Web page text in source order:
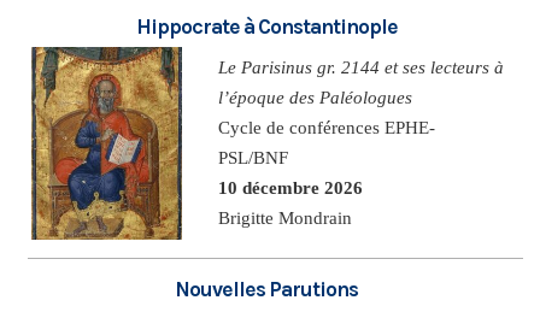
Hippocrate à Constantinople
Le Parisinus gr. 2144 et ses lecteurs à
l’époque des Paléologues
Cycle de conférences EPHE-
PSL/BNF
10 décembre 2026
Brigitte Mondrain
Nouvelles Parutions